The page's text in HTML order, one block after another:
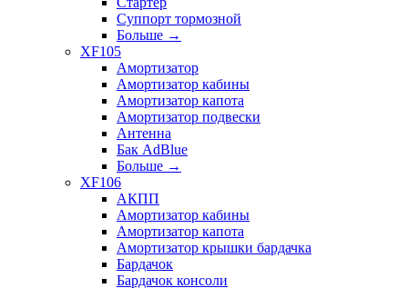
Суппорт тормозной
Больше →
XF105
Амортизатор
Амортизатор кабины
Амортизатор капота
Амортизатор подвески
Антенна
Бак AdBlue
Больше →
XF106
АКПП
Амортизатор кабины
Амортизатор капота
Амортизатор крышки бардачка
Бардачок
Бардачок консоли